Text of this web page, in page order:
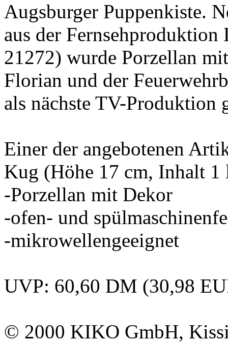
Augsburger Puppenkiste.
aus der Fernsehproduktion
21272) wurde Porzellan
Florian und der
als nächste TV-Produktion
Einer der angebotenen
Kug (Höhe 17 cm, Inhalt 1
-Porzellan mit Dekor
-ofen- und
-mikrowellengeeignet
UVP: 60,60 DM (30,98
© 2000 KIKO GmbH,